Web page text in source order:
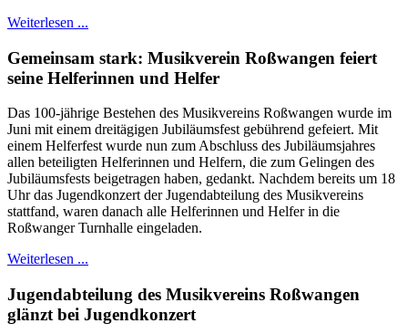
Weiterlesen ...
Gemeinsam stark: Musikverein Roßwangen feiert
seine Helferinnen und Helfer
Das 100-jährige Bestehen des Musikvereins Roßwangen wurde im
Juni mit einem dreitägigen Jubiläumsfest gebührend gefeiert. Mit
einem Helferfest wurde nun zum Abschluss des Jubiläumsjahres
allen beteiligten Helferinnen und Helfern, die zum Gelingen des
Jubiläumsfests beigetragen haben, gedankt. Nachdem bereits um 18
Uhr das Jugendkonzert der Jugendabteilung des Musikvereins
stattfand, waren danach alle Helferinnen und Helfer in die
Roßwanger Turnhalle eingeladen.
Weiterlesen ...
Jugendabteilung des Musikvereins Roßwangen
glänzt bei Jugendkonzert